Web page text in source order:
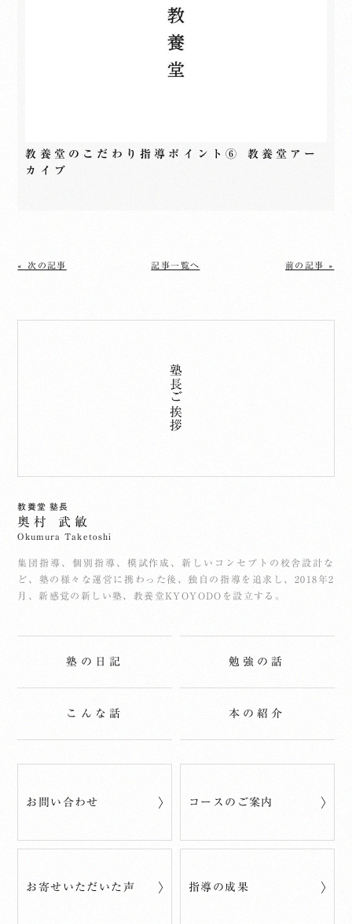
教養堂のこだわり指導ポイント⑥ 教養堂アー
カイブ
« 次の記事 記事一覧へ 前の記事 »
塾長ご挨拶
教養堂 塾長
奥村 武敏
Okumura Taketoshi
集団指導、個別指導、模試作成、新しいコンセプトの校舎設計な
ど、塾の様々な運営に携わった後、独自の指導を追求し、2018年2
月、新感覚の新しい塾、教養堂KYOYODOを設立する。
塾の日記 勉強の話
こんな話 本の紹介
お問い合わせ コースのご案内
お寄せいただいた声 指導の成果